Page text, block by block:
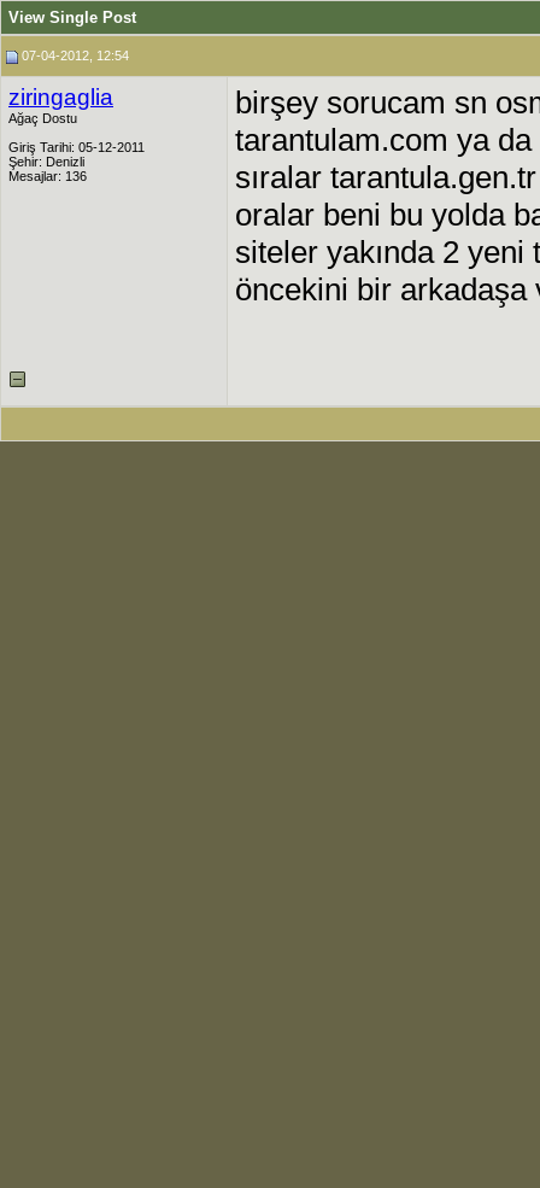
View Single Post
07-04-2012, 12:54
ziringaglia
Ağaç Dostu
Giriş Tarihi: 05-12-2011
Şehir: Denizli
Mesajlar: 136
birşey sorucam sn
tarantulam.com ya da
sıralar
oralar beni bu yolda
siteler yakında 2 yeni
öncekini bir